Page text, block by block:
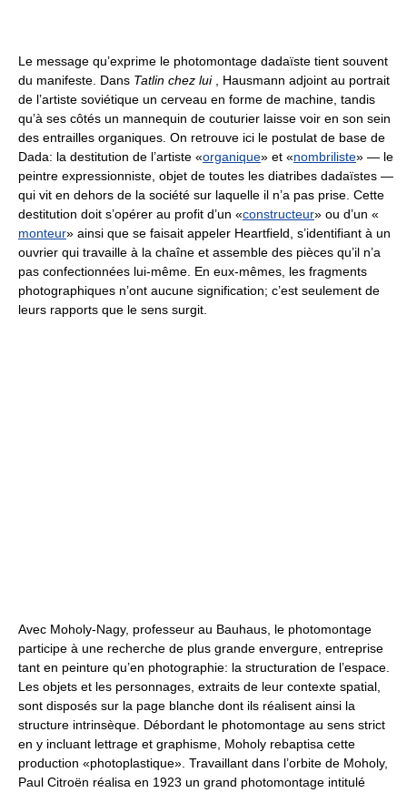
Le message qu’exprime le photomontage dadaïste tient souvent
du manifeste. Dans Tatlin chez lui, Hausmann adjoint au portrait
de l’artiste soviétique un cerveau en forme de machine, tandis
qu’à ses côtés un mannequin de couturier laisse voir en son sein
des entrailles organiques. On retrouve ici le postulat de base de
Dada: la destitution de l’artiste «organique» et «nombriliste» — le
peintre expressionniste, objet de toutes les diatribes dadaïstes —
qui vit en dehors de la société sur laquelle il n’a pas prise. Cette
destitution doit s’opérer au profit d’un «constructeur» ou d’un «
monteur» ainsi que se faisait appeler Heartfield, s’identifiant à un
ouvrier qui travaille à la chaîne et assemble des pièces qu’il n’a
pas confectionnées lui-même. En eux-mêmes, les fragments
photographiques n’ont aucune signification; c’est seulement de
leurs rapports que le sens surgit.
Avec Moholy-Nagy, professeur au Bauhaus, le photomontage
participe à une recherche de plus grande envergure, entreprise
tant en peinture qu’en photographie: la structuration de l’espace.
Les objets et les personnages, extraits de leur contexte spatial,
sont disposés sur la page blanche dont ils réalisent ainsi la
structure intrinsèque. Débordant le photomontage au sens strict
en y incluant lettrage et graphisme, Moholy rebaptisa cette
production «photoplastique». Travaillant dans l’orbite de Moholy,
Paul Citroën réalisa en 1923 un grand photomontage intitulé